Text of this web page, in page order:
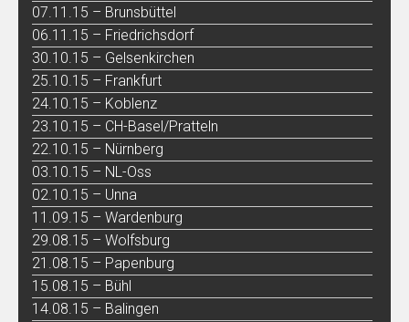
07.11.15 – Brunsbüttel
06.11.15 – Friedrichsdorf
30.10.15 – Gelsenkirchen
25.10.15 – Frankfurt
24.10.15 – Koblenz
23.10.15 – CH-Basel/Pratteln
22.10.15 – Nürnberg
03.10.15 – NL-Oss
02.10.15 – Unna
11.09.15 – Wardenburg
29.08.15 – Wolfsburg
21.08.15 – Papenburg
15.08.15 – Bühl
14.08.15 – Balingen